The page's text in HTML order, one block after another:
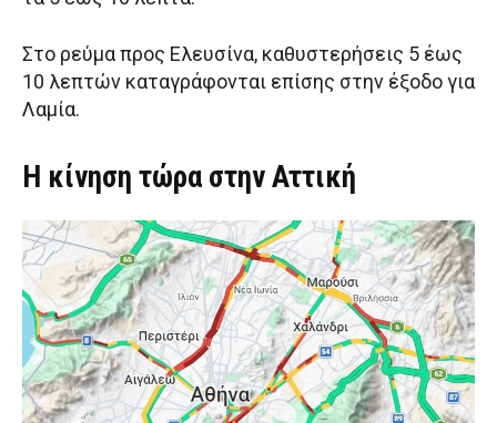
Στο ρεύμα προς Ελευσίνα, καθυστερήσεις 5 έως
10 λεπτών καταγράφονται επίσης στην έξοδο για
Λαμία.
Η κίνηση τώρα στην Αττική